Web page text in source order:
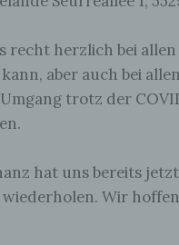
recht herzlich bei
aber auch bei
trotz der
hat uns bereits
Wir
ein
Die